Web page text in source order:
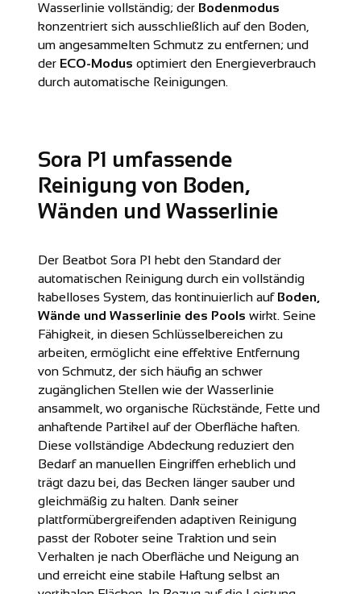
Wasserlinie vollständig; der Bodenmodus
konzentriert sich ausschließlich auf den Boden,
um angesammelten Schmutz zu entfernen; und
der ECO-Modus optimiert den Energieverbrauch
durch automatische Reinigungen.
Sora P1 umfassende
Reinigung von Boden,
Wänden und Wasserlinie
Der Beatbot Sora P1 hebt den Standard der
automatischen Reinigung durch ein vollständig
kabelloses System, das kontinuierlich auf Boden,
Wände und Wasserlinie des Pools wirkt. Seine
Fähigkeit, in diesen Schlüsselbereichen zu
arbeiten, ermöglicht eine effektive Entfernung
von Schmutz, der sich häufig an schwer
zugänglichen Stellen wie der Wasserlinie
ansammelt, wo organische Rückstände, Fette und
anhaftende Partikel auf der Oberfläche haften.
Diese vollständige Abdeckung reduziert den
Bedarf an manuellen Eingriffen erheblich und
trägt dazu bei, das Becken länger sauber und
gleichmäßig zu halten. Dank seiner
plattformübergreifenden adaptiven Reinigung
passt der Roboter seine Traktion und sein
Verhalten je nach Oberfläche und Neigung an
und erreicht eine stabile Haftung selbst an